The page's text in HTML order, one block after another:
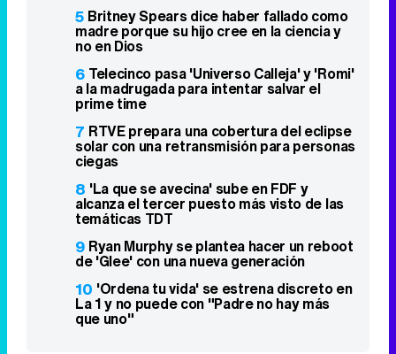
5 Britney Spears dice haber fallado como
madre porque su hijo cree en la ciencia y
no en Dios
6 Telecinco pasa 'Universo Calleja' y 'Romi'
a la madrugada para intentar salvar el
prime time
7 RTVE prepara una cobertura del eclipse
solar con una retransmisión para personas
ciegas
8 'La que se avecina' sube en FDF y
alcanza el tercer puesto más visto de las
temáticas TDT
9 Ryan Murphy se plantea hacer un reboot
de 'Glee' con una nueva generación
10 'Ordena tu vida' se estrena discreto en
La 1 y no puede con "Padre no hay más
que uno"